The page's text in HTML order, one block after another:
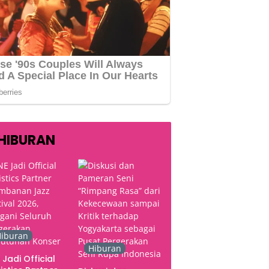
Jadi Official
Hiburan